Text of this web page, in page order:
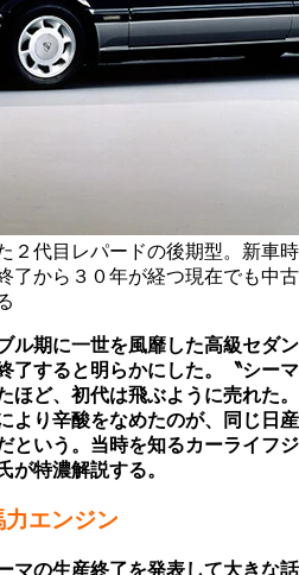
２代目レパードの後期型。新車時
了から３０年が経つ現在でも中古
ル期に一世を風靡した高級セダン
了すると明らかにした。〝シーマ
ほど、初代は飛ぶように売れた。
より辛酸をなめたのが、同じ日産
という。当時を知るカーライフジ
が特濃解説する。
エンジン
マの生産終了を発表して大きな話